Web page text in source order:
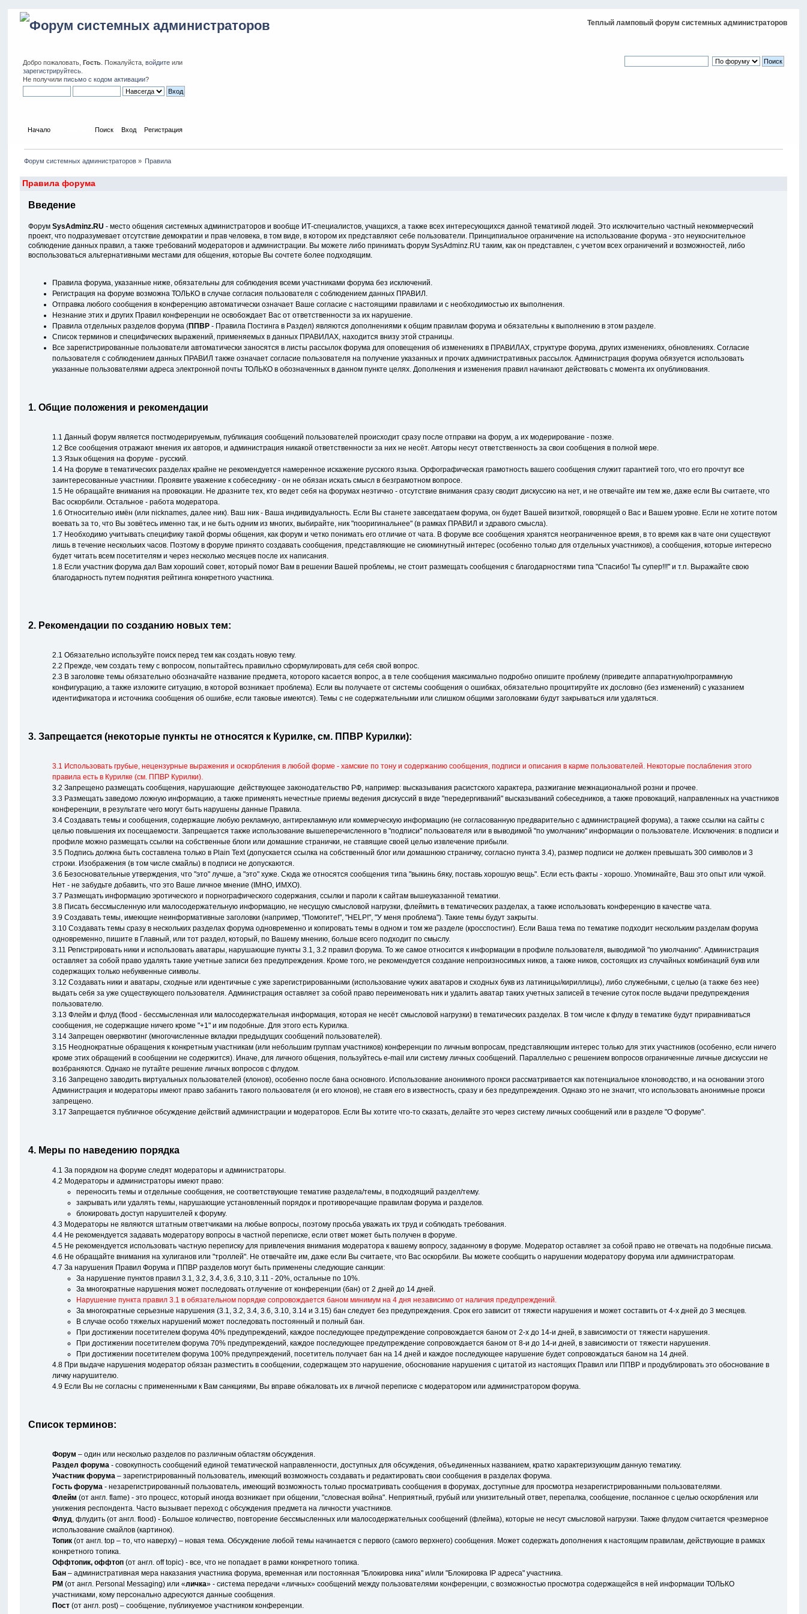
Теплый ламповый форум системных администраторов
Добро пожаловать,Гость . Пожалуйста,войдите или
зарегистрируйтесь
Не получилиписьмо с кодом активации?
Начало Поиск Вход Регистрация
Форум системных администраторов» Правила
Правила форума
Введение
Форум SysAdminz.RU - место общения системных администраторов и вообще ИТ-специалистов, учащихся, а также всех интересующихся данной тематикой людей. Это исключительно частный некоммерческий
проект, что подразумевает отсутствие демократии и прав человека, в том виде, в котором их представляют себе пользователи. Принципиальное ограничение на использование форума - это неукоснительное
соблюдение данных правил, а также требований модераторов и администрации. Вы можете либо принимать форум SysAdminz.RU таким, как он представлен, с учетом всех ограничений и возможностей, либо
воспользоваться альтернативными местами для общения, которые Вы сочтете более подходящим.
Правила форума, указанные ниже, обязательны для соблюдения всеми участниками форума без исключений.
Регистрация на форуме возможна ТОЛЬКО в случае согласия пользователя с соблюдением данных ПРАВИЛ.
Отправка любого сообщения в конференцию автоматически означает Ваше согласие с настоящими правилами и с необходимостью их выполнения.
Незнание этих и других Правил конференции не освобождает Вас от ответственности за их нарушение.
Правила отдельных разделов форума (ППВР- Правила Постинга в Раздел) являются дополнениями к общим правилам форума и обязательны к выполнению в этом разделе.
Список терминов и специфических выражений, применяемых в данных ПРАВИЛАХ, находится внизу этой страницы.
Все зарегистрированные пользователи автоматически заносятся в листы рассылок форума для оповещения об изменениях в ПРАВИЛАХ, структуре форума, других изменениях, обновлениях. Согласие
пользователя с соблюдением данных ПРАВИЛ также означает согласие пользователя на получение указанных и прочих административных рассылок. Администрация форума обязуется использовать
указанные пользователями адреса электронной почты ТОЛЬКО в обозначенных в данном пункте целях. Дополнения и изменения правил начинают действовать с момента их опубликования.
1. Общие положения и рекомендации
1.1 Данный форум является постмодерируемым, публикация сообщений пользователей происходит сразу после отправки на форум, а их модерирование - позже.
1.2 Все сообщения отражают мнения их авторов, и администрация никакой ответственности за них не несёт. Авторы несут ответственность за свои сообщения в полной мере.
1.3 Язык общения на форуме - русский.
1.4 На форуме в тематических разделах крайне не рекомендуется намеренное искажение русского языка. Орфографическая грамотность вашего сообщения служит гарантией того, что его прочтут все
заинтересованные участники. Проявите уважение к собеседнику - он не обязан искать смысл в безграмотном вопросе.
1.5 Не обращайте внимания на провокации. Не дразните тех, кто ведет себя на форумах неэтично - отсутствие внимания сразу сводит дискуссию на нет, и не отвечайте им тем же, даже если Вы считаете, что
Вас оскорбили. Остальное - работа модератора.
1.6 Относительно имён (или nicknames, далее ник). Ваш ник - Ваша индивидуальность. Если Вы станете завсегдатаем форума, он будет Вашей визиткой, говорящей о Вас и Вашем уровне. Если не хотите потом
воевать за то, что Вы зовётесь именно так, и не быть одним из многих, выбирайте, ник "пооригинальнее" (в рамках ПРАВИЛ и здравого смысла).
1.7 Необходимо учитывать специфику такой формы общения, как форум и четко понимать его отличие от чата. В форуме все сообщения хранятся неограниченное время, в то время как в чате они существуют
лишь в течение нескольких часов. Поэтому в форуме принято создавать сообщения, представляющие не сиюминутный интерес (особенно только для отдельных участников), а сообщения, которые интересно
будет читать всем посетителям и через несколько месяцев после их написания.
1.8 Если участник форума дал Вам хороший совет, который помог Вам в решении Вашей проблемы, не стоит размещать сообщения с благодарностями типа "Спасибо! Ты супер!!!" и т.п. Выражайте свою
благодарность путем поднятия рейтинга конкретного участника.
2. Рекомендации по созданию новых тем:
2.1 Обязательно используйте поиск перед тем как создать новую тему.
2.2 Прежде, чем создать тему с вопросом, попытайтесь правильно сформулировать для себя свой вопрос.
2.3 В заголовке темы обязательно обозначайте название предмета, которого касается вопрос, а в теле сообщения максимально подробно опишите проблему (приведите аппаратную/программную
конфигурацию, а также изложите ситуацию, в которой возникает проблема). Если вы получаете от системы сообщения о ошибках, обязательно процитируйте их дословно (без изменений) с указанием
идентификатора и источника сообщения об ошибке, если таковые имеются). Темы с не содержательными или слишком общими заголовками будут закрываться или удаляться.
3. Запрещается (некоторые пункты не относятся к Курилке, см. ППВР Курилки):
3.1 Использовать грубые, нецензурные выражения и оскорбления в любой форме - хамские по тону и содержанию сообщения, подписи и описания в карме пользователей. Некоторые послабления этого
правила есть в Курилке (см. ППВР Курилки).
3.2 Запрещено размещать сообщения, нарушающие действующее законодательство РФ, например: высказывания расистского характера, разжигание межнациональной розни и прочее.
3.3 Размещать заведомо ложную информацию, а также применять нечестные приемы ведения дискуссий в виде "передергиваний" высказываний собеседников, а также провокаций, направленных на участников
конференции, в результате чего могут быть нарушены данные Правила.
3.4 Создавать темы и сообщения, содержащие любую рекламную, антирекламную или коммерческую информацию (не согласованную предварительно с администрацией форума), а также ссылки на сайты с
целью повышения их посещаемости. Запрещается также использование вышеперечисленного в "подписи" пользователя или в выводимой "по умолчанию" информации о пользователе. Исключения: в подписи и
профиле можно размещать ссылки на собственные блоги или домашние странички, не ставящие своей целью извлечение прибыли.
3.5 Подпись должна быть составлена только в Plain Text (допускается ссылка на собственный блог или домашнюю страничку, согласно пункта 3.4), размер подписи не должен превышать 300 символов и 3
строки. Изображения (в том числе смайлы) в подписи не допускаются.
3.6 Безосновательные утверждения, что "это" лучше, а "это" хуже. Сюда же относятся сообщения типа "выкинь бяку, поставь хорошую вещь". Если есть факты - хорошо. Упоминайте, Ваш это опыт или чужой.
Нет - не забудьте добавить, что это Ваше личное мнение (IMHO, ИМХО).
3.7 Размещать информацию эротического и порнографического содержания, ссылки и пароли к сайтам вышеуказанной тематики.
3.8 Писать бессмысленную или малосодеpжательнyю информацию, не несущую смысловой нагрузки, флеймить в тематических разделах, а также использовать конференцию в качестве чата.
3.9 Создавать темы, имеющие неинформативные заголовки (например, "Помогите!", "HELP!", "У меня проблема"). Такие темы будут закрыты.
3.10 Создавать темы сразу в нескольких разделах форума одновременно и копировать темы в одном и том же разделе (кросспостинг). Если Ваша тема по тематике подходит нескольким разделам форума
одновременно, пишите в Главный, или тот раздел, который, по Вашему мнению, больше всего подходит по смыслу.
3.11 Регистрировать ники и использовать аватары, нарушающие пункты 3.1, 3.2 правил форума. То же самое относится к информации в профиле пользователя, выводимой "по умолчанию". Администрация
оставляет за собой право удалять такие учетные записи без предупреждения. Кроме того, не рекомендуется создание непроизносимых ников, а также ников, состоящих из случайных комбинаций букв или
содержащих только небуквенные символы.
3.12 Создавать ники и аватары, сходные или идентичные с уже зарегистрированными (использование чужих аватаров и сходных букв из латиницы/кириллицы), либо служебными, с целью (а также без нее)
выдать себя за уже существующего пользователя. Администрация оставляет за собой право переименовать ник и удалить аватар таких учетных записей в течение суток после выдачи предупреждения
пользователю.
3.13 Флейм и флуд (flood - бессмысленная или малосодержательная информация, которая не несёт смысловой нагрузки) в тематических разделах. В том числе к флуду в тематике будут приравниваться
сообщения, не содержащие ничего кроме "+1" и им подобные. Для этого есть Курилка.
3.14 Запрещен оверквотинг (многочисленные вкладки предыдущих сообщений пользователей).
3.15 Неоднократные обращения к конкретным участникам (или небольшим группам участников) конференции по личным вопросам, представляющим интерес только для этих участников (особенно, если ничего
кроме этих обращений в сообщении не содержится). Иначе, для личного общения, пользуйтесь e-mail или систему личных сообщений. Параллельно с решением вопросов ограниченные личные дискуссии не
возбраняются. Однако не путайте решение личных вопросов с флудом.
3.16 Запрещено заводить виртуальных пользователей (клонов), особенно после бана основного. Использование анонимного прокси рассматривается как потенциальное клоноводство, и на основании этого
Администрация и модераторы имеют право забанить такого пользователя (и его клонов), не ставя его в известность, сразу и без предупреждения. Однако это не значит, что использовать анонимные прокси
запрещено.
3.17 Запрещается публичное обсуждение действий администрации и модераторов. Если Вы хотите что-то сказать, делайте это через систему личных сообщений или в разделе "О форуме".
4. Меры по наведению порядка
4.1 За порядком на форуме следят модераторы и администраторы.
4.2 Модераторы и администраторы имеют право:
переносить темы и отдельные сообщения, не соответствующие тематике раздела/темы, в подходящий раздел/тему.
закрывать или удалять темы, нарушающие установленный порядок и противоречащие правилам форума и разделов.
блокировать доступ нарушителей к форуму.
4.3 Модераторы не являются штатным ответчиками на любые вопросы, поэтому просьба уважать их труд и соблюдать требования.
4.4 Не рекомендуется задавать модератору вопросы в частной переписке, если ответ может быть получен в форуме.
4.5 Не рекомендуется использовать частную переписку для привлечения внимания модератора к вашему вопросу, заданному в форуме. Модератор оставляет за собой право не отвечать на подобные письма.
4.6 Не обращайте внимания на хулиганов или "троллей". Не отвечайте им, даже если Вы считаете, что Вас оскорбили. Вы можете сообщить о нарушении модератору форума или администраторам.
4.7 За нарушения Правил Форума и ППВР разделов могут быть применены следующие санкции:
За нарушение пунктов правил 3.1, 3.2, 3.4, 3.6, 3.10, 3.11 - 20%, остальные по 10%.
За многократные нарушения может последовать отлучение от конференции (бан) от 2 дней до 14 дней.
Нарушение пункта правил 3.1 в обязательном порядке сопровождается баном минимум на 4 дня независимо от наличия предупреждений.
За многократные серьезные нарушения (3.1, 3.2, 3.4, 3.6, 3.10, 3.14 и 3.15) бан следует без предупреждения. Срок его зависит от тяжести нарушения и может составить от 4-х дней до 3 месяцев.
В случае особо тяжелых нарушений может последовать постоянный и полный бан.
При достижении посетителем форума 40% предупреждений, каждое последующее предупреждение сопровождается баном от 2-х до 14-и дней, в зависимости от тяжести нарушения.
При достижении посетителем форума 70% предупреждений, каждое последующее предупреждение сопровождается баном от 8-и до 14-и дней, в зависимости от тяжести нарушения.
При достижении посетителем форума 100% предупреждений, посетитель получает бан на 14 дней и каждое последующее нарушение будет сопровождаться баном на 14 дней.
4.8 При выдаче нарушения модератор обязан разместить в сообщении, содержащем это нарушение, обоснование нарушения с цитатой из настоящих Правил или ППВР и продублировать это обоснование в
личку нарушителю.
4.9 Если Вы не согласны с примененными к Вам санкциями, Вы вправе обжаловать их в личной переписке с модератором или администратором форума.
Список терминов:
Форум – один или несколько разделов по различным областям обсуждения.
Раздел форума - совокупность сообщений единой тематической направленности, доступных для обсуждения, объединенных названием, кратко характеризующим данную тематику.
Участник форума – зарегистрированный пользователь, имеющий возможность создавать и редактировать свои сообщения в разделах форума.
Гость форума - незарегистрированный пользователь, имеющий возможность только просматривать сообщения в форумах, доступные для просмотра незарегистрированными пользователями.
Флейм (от англ. flame) - это процесс, который иногда возникает при общении, "словесная война". Неприятный, грубый или унизительный ответ, перепалка, сообщение, посланное с целью оскорбления или
унижения респондента. Часто вызывает переход с обсуждения предмета на личности участников.
Флуд , флудить (от англ. flood) - Большое количество, повторение бессмысленных или малосодержательных сообщений (флейма), которые не несут смысловой нагрузки. Также флудом считается чрезмерное
использование смайлов (картинок).
Топик(от англ. top – то, что наверху) – новая тема. Обсуждение любой темы начинается с первого (самого верхнего) сообщения. Может содержать дополнения к настоящим правилам, действующие в рамках
конкретного топика.
Оффтопик, оффтоп(от англ. off topic) - все, что не попадает в рамки конкретного топика.
Бан– административная мера наказания участника форума, временная или постоянная "Блокировка ника" и/или "Блокировка IP адреса" участника.
PM(от англ. Personal Messaging) или «личка» - система передачи «личных» сообщений между пользователями конференции, с возможностью просмотра содержащейся в ней информации ТОЛЬКО
участниками, кому персонально адресуются данные сообщения.
Пост(от англ. post) – сообщение, публикуемое участником конференции.